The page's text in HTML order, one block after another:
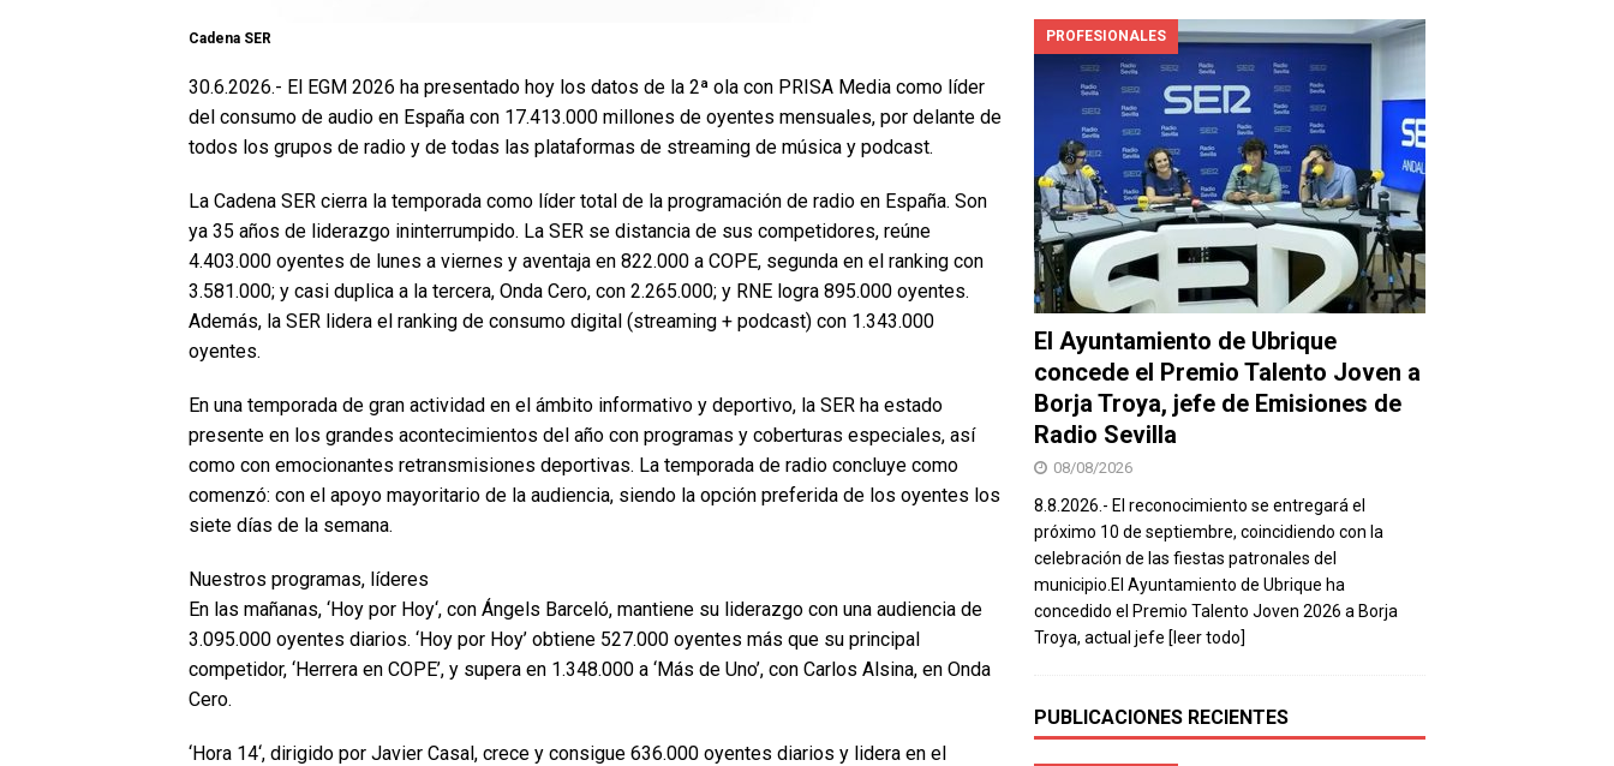
Cadena SER
30.6.2026.- El EGM 2026 ha presentado hoy los datos de la 2ª ola con PRISA Media como líder
del consumo de audio en España con 17.413.000 millones de oyentes mensuales, por delante de
todos los grupos de radio y de todas las plataformas de streaming de música y podcast.
La Cadena SER cierra la temporada como líder total de la programación de radio en España. Son
ya 35 años de liderazgo ininterrumpido. La SER se distancia de sus competidores, reúne
4.403.000 oyentes de lunes a viernes y aventaja en 822.000 a COPE, segunda en el ranking con
3.581.000; y casi duplica a la tercera, Onda Cero, con 2.265.000; y RNE logra 895.000 oyentes.
Además, la SER lidera el ranking de consumo digital (streaming + podcast) con 1.343.000
oyentes.
En una temporada de gran actividad en el ámbito informativo y deportivo, la SER ha estado
presente en los grandes acontecimientos del año con programas y coberturas especiales, así
como con emocionantes retransmisiones deportivas. La temporada de radio concluye como
comenzó: con el apoyo mayoritario de la audiencia, siendo la opción preferida de los oyentes los
siete días de la semana.
Nuestros programas, líderes
En las mañanas, ‘Hoy por Hoy‘, con Ángels Barceló, mantiene su liderazgo con una audiencia de
3.095.000 oyentes diarios. ‘Hoy por Hoy’ obtiene 527.000 oyentes más que su principal
competidor, ‘Herrera en COPE’, y supera en 1.348.000 a ‘Más de Uno’, con Carlos Alsina, en Onda
Cero.
‘Hora 14‘, dirigido por Javier Casal, crece y consigue 636.000 oyentes diarios y lidera en el
PROFESIONALES
El Ayuntamiento de Ubrique
concede el Premio Talento Joven a
Borja Troya, jefe de Emisiones de
Radio Sevilla
08/08/2026
8.8.2026.- El reconocimiento se entregará el
próximo 10 de septiembre, coincidiendo con la
celebración de las fiestas patronales del
municipio.El Ayuntamiento de Ubrique ha
concedido el Premio Talento Joven 2026 a Borja
Troya, actual jefe [leer todo]
PUBLICACIONES RECIENTES